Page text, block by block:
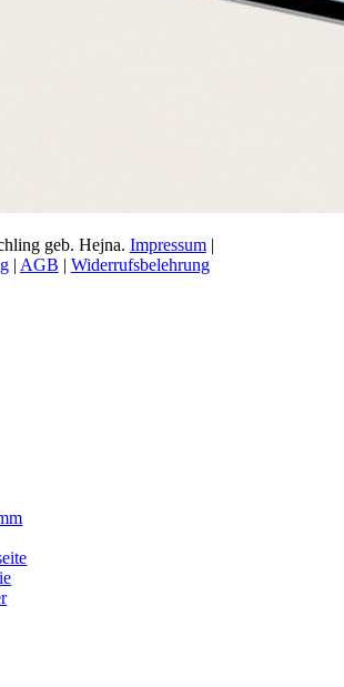
geb. Hejna. Impressum|
| AGB | Widerrufsbelehrung